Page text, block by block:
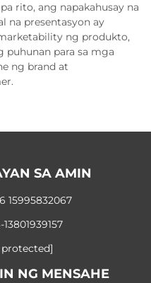
rito, ang napakahusay na
na presentasyon ay
ng produkto,
para sa mga
ng brand at
SA AMIN
15995832067
13801939157
NG MENSAHE